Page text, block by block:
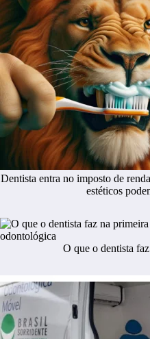
Dentista entra no imposto de
estéticos
O que o dentista